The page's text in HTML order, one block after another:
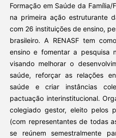
Formação em Saúde da
na primeira ação estruturante
com 26 instituições de ensino,
brasileiro. A RENASF tem
ensino e fomentar a pesquisa
visando melhorar o
saúde, reforçar as relações
saúde e criar instâncias
pactuação interinstitucional.
colegiado gestor, eleito pelos
(com representantes de todas
se reúnem semestralmente